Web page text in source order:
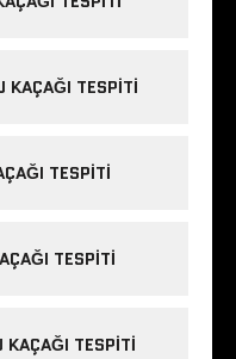
KAÇAĞI TESPITI
TESPITI
TESPITI
KAÇAĞI TESPITI